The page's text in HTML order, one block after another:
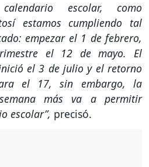
escolar, como
estamos cumpliendo tal
empezar el 1 de febrero,
el 12 de mayo. El
el 3 de julio y el retorno
el 17, sin embargo, la
más va a permitir
escolar”, precisó.